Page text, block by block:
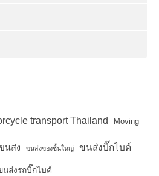
transport Thailand Moving
นส่ง ขนส่งของชิ้นใหญ่ ขนส่งบิ๊กไบค์
นส่งรถบิ๊กไบค์